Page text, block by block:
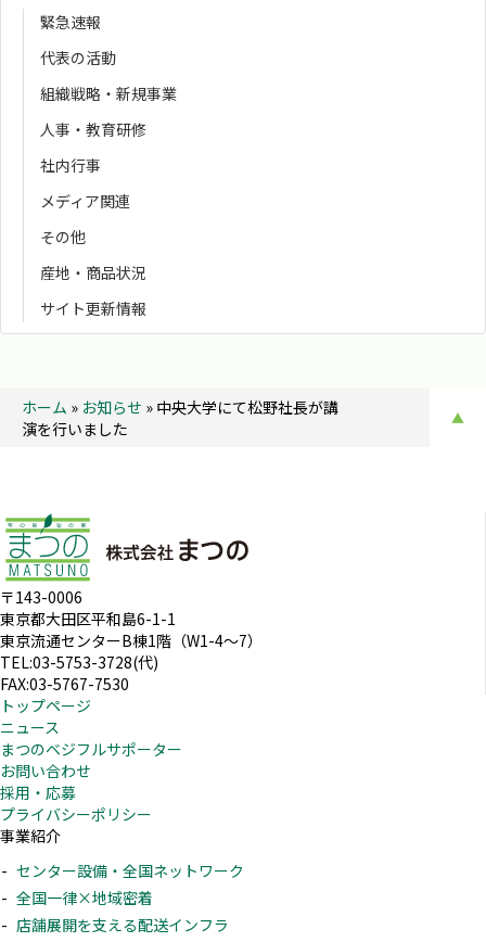
緊急速報
代表の活動
組織戦略・新規事業
人事・教育研修
社内行事
メディア関連
その他
産地・商品状況
サイト更新情報
ホーム » お知らせ » 中央大学にて松野社長が講
演を行いました
▲
〒143-0006
東京都大田区平和島6-1-1
東京流通センターB棟1階（W1-4～7）
TEL:03-5753-3728(代)
FAX:03-5767-7530
トップページ
ニュース
まつのベジフルサポーター
お問い合わせ
採用・応募
プライバシーポリシー
事業紹介
センター設備・全国ネットワーク
全国一律×地域密着
店舗展開を支える配送インフラ